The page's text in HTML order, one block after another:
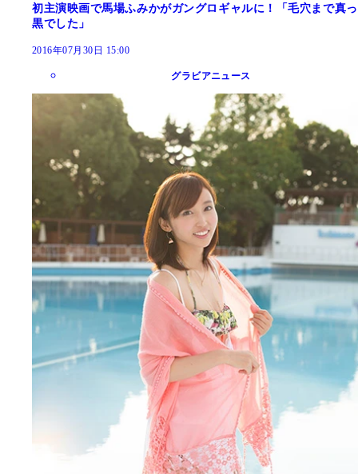
初主演映画で馬場ふみかがガングロギャルに！「毛穴まで真っ
黒でした」
2016年07月30日 15:00
グラビアニュース